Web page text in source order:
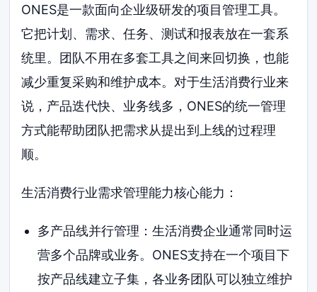
ONES是一款面向企业级研发的项目管理工具。
它把计划、需求、任务、测试和报表放在一套系
统里。团队不用在多套工具之间来回切换，也能
减少重复采购和维护成本。对于生活消费行业来
说，产品迭代快、业务线多，ONES的统一管理
方式能帮助团队把需求从提出到上线的过程理
顺。
生活消费行业需求管理能力核心能力：
多产品线并行管理：生活消费企业通常同时运
营多个品牌或业务。ONES支持在一个项目下
按产品线建立子集，各业务团队可以独立维护